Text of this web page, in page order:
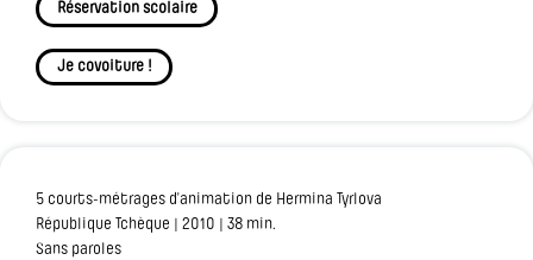
Réservation scolaire
Je covoiture !
5 courts-métrages d’animation de Hermina Tyrlova
République Tchèque | 2010 | 38 min.
Sans paroles